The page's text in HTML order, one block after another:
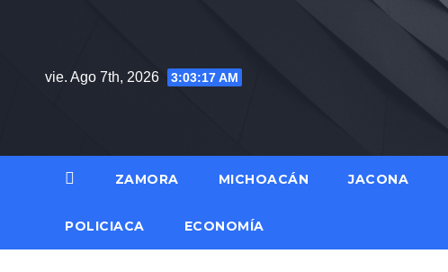
vie. Ago 7th, 2026 3:03:18 AM
ZAMORA MICHOACÁN JACONA
POLICIACA ECONOMÍA